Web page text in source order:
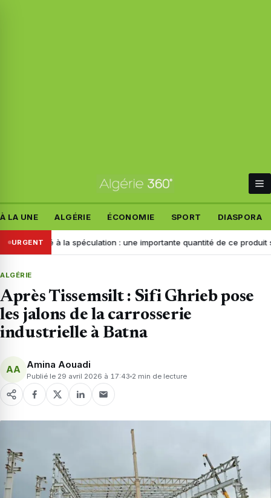
À LA UNE ALGÉRIE ÉCONOMIE SPORT DIASPORA
URGENT
à la spéculation : une importante quantité de ce produit saisie à
ALGÉRIE
Après Tissemsilt : Sifi Ghrieb pose
les jalons de la carrosserie
industrielle à Batna
AA Amina Aouadi
Publié le 29 avril 2026 à 17:43 2 min de lecture